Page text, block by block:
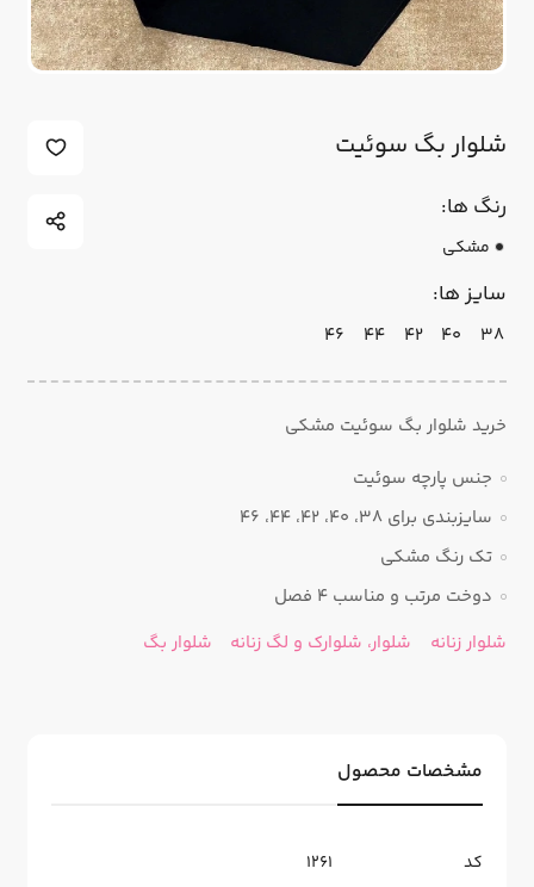
شلوار بگ سوئیت
رنگ ها:
مشکی
سایز ها:
38
40
42
44
46
خرید شلوار بگ سوئیت مشکی
جنس پارچه سوئیت
سایزبندی برای 38، 40، 42، 44، 46
تک رنگ مشکی
دوخت مرتب و مناسب ۴ فصل
شلوار زنانه
شلوار، شلوارک و لگ زنانه شلوار بگ
مشخصات محصول
کد
1261